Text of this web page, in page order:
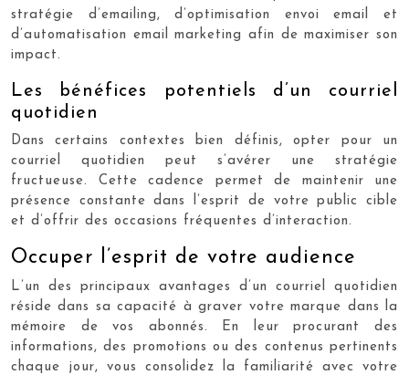
stratégie d’emailing, d’optimisation envoi email et
d’automatisation email marketing afin de maximiser son
impact.
Les bénéfices potentiels d’un courriel
quotidien
Dans certains contextes bien définis, opter pour un
courriel quotidien peut s’avérer une stratégie
fructueuse. Cette cadence permet de maintenir une
présence constante dans l’esprit de votre public cible
et d’offrir des occasions fréquentes d’interaction.
Occuper l’esprit de votre audience
L’un des principaux avantages d’un courriel quotidien
réside dans sa capacité à graver votre marque dans la
mémoire de vos abonnés. En leur procurant des
informations, des promotions ou des contenus pertinents
chaque jour, vous consolidez la familiarité avec votre